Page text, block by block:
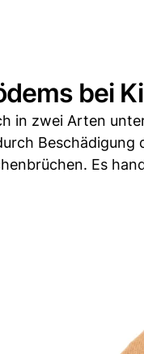
bei
in zwei Arten
Beschädigung
Es